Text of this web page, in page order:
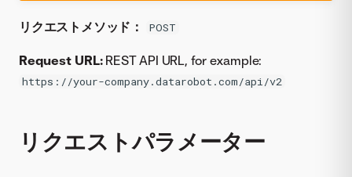
リクエストメソッド： POST
Request URL:REST API URL, for example:
https://your-company.datarobot.com/api/v2
リクエストパラメーター